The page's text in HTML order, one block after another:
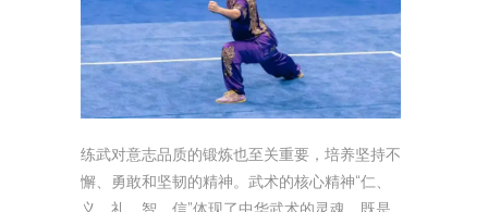
练武对意志品质的锻炼也至关重要，培养坚持不
懈、勇敢和坚韧的精神。武术的核心精神“仁、